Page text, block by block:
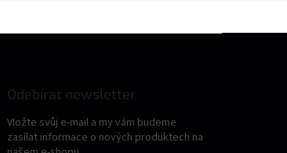
Odebírat newsletter
Vložte svůj e-mail a my vám budeme
zasílat informace o nových produktech na